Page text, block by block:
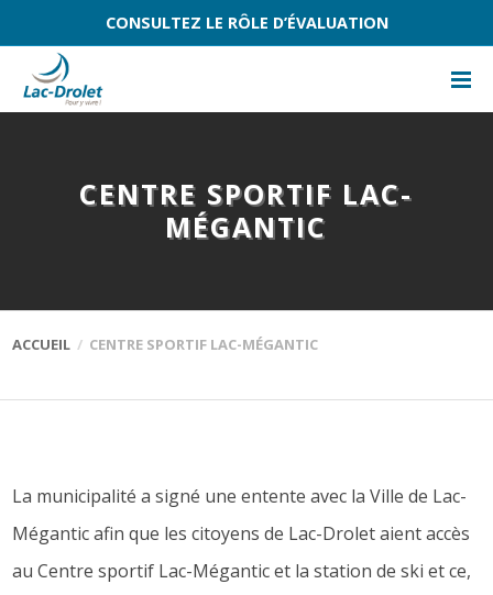
CONSULTEZ LE RÔLE D’ÉVALUATION
CENTRE SPORTIF LAC-
MÉGANTIC
ACCUEIL CENTRE SPORTIF LAC-MÉGANTIC
La municipalité a signé une entente avec la Ville de Lac-
Mégantic afin que les citoyens de Lac-Drolet aient accès
au Centre sportif Lac-Mégantic et la station de ski et ce,